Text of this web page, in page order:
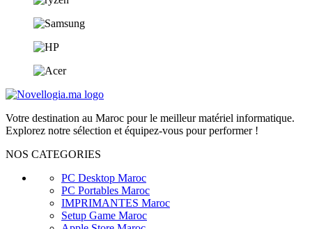
Votre destination au Maroc pour le meilleur matériel informatique.
Explorez notre sélection et équipez-vous pour performer !
NOS CATEGORIES
PC Desktop Maroc
PC Portables Maroc
IMPRIMANTES Maroc
Setup Game Maroc